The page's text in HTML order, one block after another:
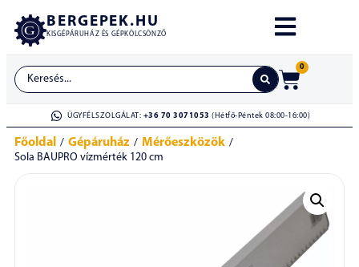
BERGEPEK.HU
KISGÉPÁRUHÁZ ÉS GÉPKÖLCSÖNZŐ
0
ÜGYFÉLSZOLGÁLAT: +36 70 3071053 (Hétfő-Péntek 08:00-16:00)
Főoldal / Gépáruház / Mérőeszközök /
Sola BAUPRO vízmérték 120 cm